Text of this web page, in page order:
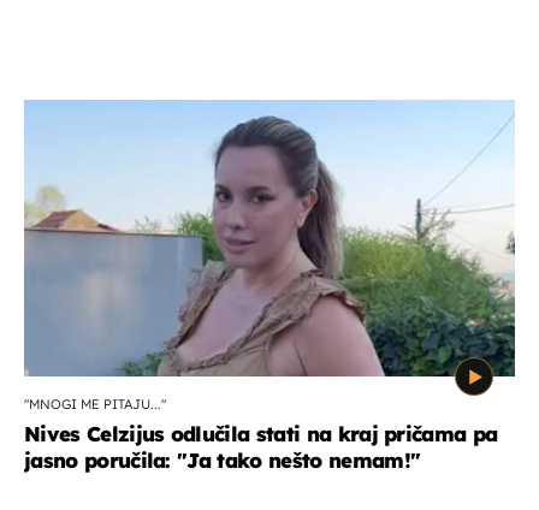
"MNOGI ME PITAJU..."
Nives Celzijus odlučila stati na kraj pričama pa
jasno poručila: "Ja tako nešto nemam!"